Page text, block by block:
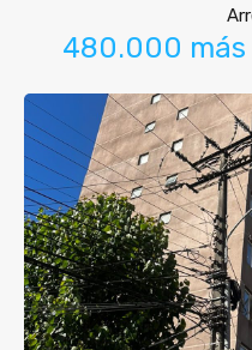
480.000 más